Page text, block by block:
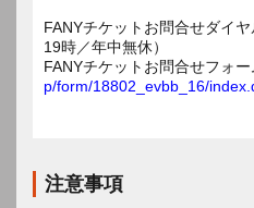
FANYチケットお問合せダイ
19時／年中無休）
FANYチケットお問合せフォ
p/form/18802_evbb_16/
注意事項